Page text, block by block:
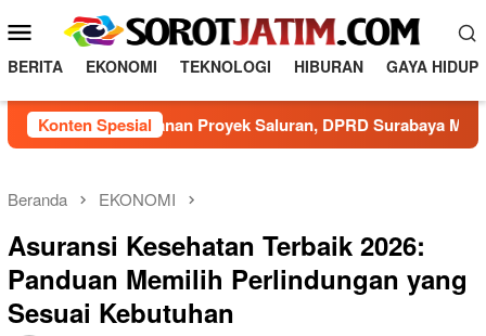
ke
konten
Menu
Mobile
BERITA EKONOMI TEKNOLOGI HIBURAN GAYA HIDUP
Konten Spesial
Pengamanan Proyek Saluran, DPRD Surabaya Minta
Beranda EKONOMI
Asuransi Kesehatan Terbaik 2026:
Panduan Memilih Perlindungan yang
Sesuai Kebutuhan